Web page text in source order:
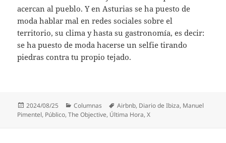
acercan al pueblo. Y en Asturias se ha puesto de
moda hablar mal en redes sociales sobre el
territorio, su clima y hasta su gastronomía, es decir:
se ha puesto de moda hacerse un selfie tirando
piedras contra tu propio tejado.
Publicado
el
2024/08/25 Categorías
Columnas Etiquetas
Airbnb, Diario de Ibiza, Manuel
Pimentel, Público,The Objective, Última Hora,X